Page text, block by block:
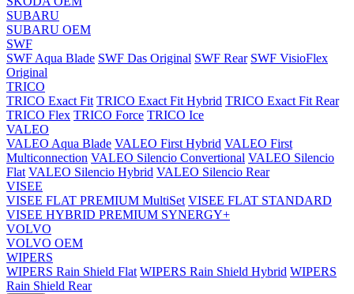
SUBARU
SUBARU OEM
SWF
SWF Aqua Blade SWF Das Original SWF Rear SWF VisioFlex
Original
TRICO
TRICO Exact Fit TRICO Exact Fit Hybrid TRICO Exact Fit Rear
TRICO Flex TRICO Force TRICO Ice
VALEO
VALEO Aqua Blade VALEO First Hybrid VALEO First
Multiconnection VALEO Silencio Convertional VALEO Silencio
Flat VALEO Silencio Hybrid VALEO Silencio Rear
VISEE
VISEE FLAT PREMIUM MultiSet VISEE FLAT STANDARD
VISEE HYBRID PREMIUM SYNERGY+
VOLVO
VOLVO OEM
WIPERS
WIPERS Rain Shield Flat WIPERS Rain Shield Hybrid WIPERS
Rain Shield Rear